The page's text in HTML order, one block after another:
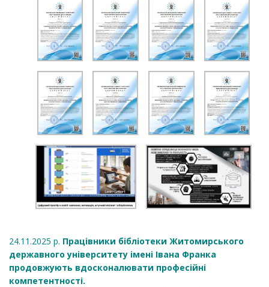
24.11.2025 р. Працівники бібліотеки Житомирського
державного університету імені Івана Франка
продовжують вдосконалювати професійні
компетентності.